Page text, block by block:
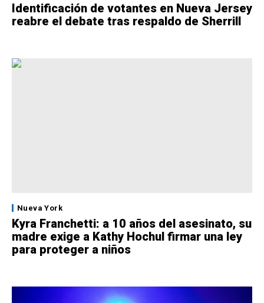
Identificación de votantes en Nueva Jersey
reabre el debate tras respaldo de Sherrill
Nueva York
Kyra Franchetti: a 10 años del asesinato, su
madre exige a Kathy Hochul firmar una ley
para proteger a niños